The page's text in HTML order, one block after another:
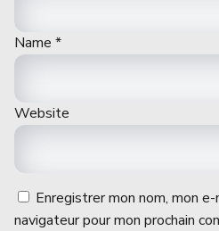
Name *
Website
Enregistrer mon nom, mon
navigateur pour mon prochain